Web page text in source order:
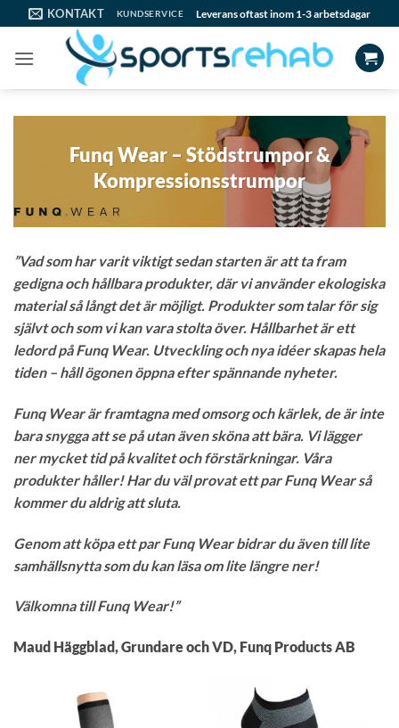
to
content
KONTAKT KUNDSERVICE Leverans oftast inom 1-3 arbetsdagar
Funq Wear – Stödstrumpor &
Kompressionsstrumpor
”Vad som har varit viktigt sedan starten är att ta fram
gedigna och hållbara produkter, där vi använder ekologiska
material så långt det är möjligt. Produkter som talar för sig
självt och som vi kan vara stolta över. Hållbarhet är ett
ledord på Funq Wear. Utveckling och nya idéer skapas hela
tiden – håll ögonen öppna efter spännande nyheter.
Funq Wear är framtagna med omsorg och kärlek, de är inte
bara snygga att se på utan även sköna att bära. Vi lägger
ner mycket tid på kvalitet och förstärkningar. Våra
produkter håller! Har du väl provat ett par Funq Wear så
kommer du aldrig att sluta.
Genom att köpa ett par Funq Wear bidrar du även till lite
samhällsnytta som du kan läsa om lite längre ner!
Välkomna till Funq Wear!”
Maud Häggblad, Grundare och VD, Funq Products AB